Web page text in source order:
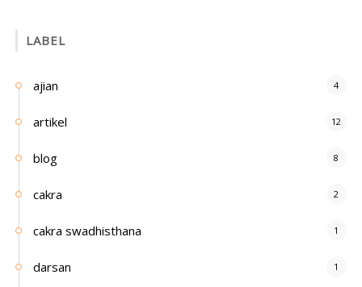
LABEL
ajian 4
artikel 12
blog 8
cakra 2
cakra swadhisthana 1
darsan 1